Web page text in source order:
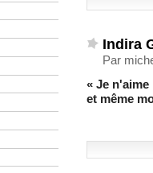
Indira
Par
« Je
et même